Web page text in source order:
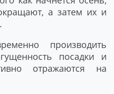
а затем их и
производить
посадки и
отражаются на